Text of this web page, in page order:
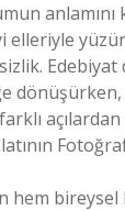
elleriyle
Edebiyat
hem